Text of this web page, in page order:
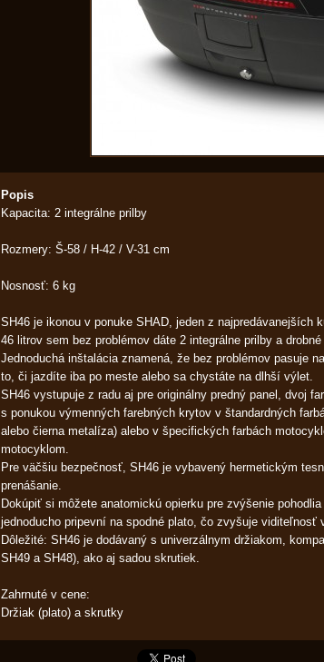
Popis
Kapacita: 2 integrálne prilby
Rozmery: Š-58 / H-42 / V-31 cm
Nosnosť: 6 kg
SH46 je ikonou v ponuke SHAD, jeden z
46 litrov sem bez problémov dáte 2 integrálne prilby a
Jednoduchá inštalácia znamená, že bez problémov pasuje
to, či jazdíte iba po meste alebo sa chystáte na dlhší výlet.
SH46 vystupuje z radu aj pre originálny predný panel, dvoj
s ponukou výmenných farebných krytov v štandardných
alebo čierna metalíza) alebo v špecifických farbách
motocyklom.
Pre väčšiu bezpečnosť, SH46 je vybavený hermetickým
prenášanie.
Dokúpiť si môžete anatomickú opierku pre zvýšenie
jednoducho pripevní na spodné plato, čo zvyšuje viditeľnosť
Dôležité: SH46 je dodávaný s univerzálnym držiakom,
SH49 a SH48), ako aj sadou skrutiek.
Zahrnuté v cene:
Držiak (plato) a skrutky